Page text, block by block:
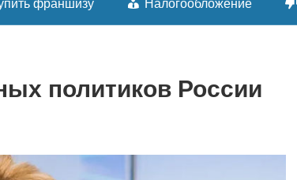
франшизу Налогообложение
политиков России